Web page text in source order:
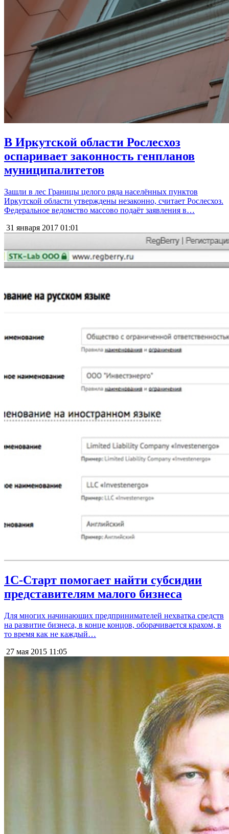
В Иркутской области Рослесхоз
оспаривает законность генпланов
муниципалитетов
Зашли в лес Границы целого ряда населённых пунктов
Иркутской области утверждены незаконно, считает Рослесхоз.
Федеральное ведомство массово подаёт заявления в…
31 января 2017 01:01
1С-Старт помогает найти субсидии
представителям малого бизнеса
Для многих начинающих предпринимателей нехватка средств
на развитие бизнеса, в конце концов, оборачивается крахом, в
то время как не каждый…
27 мая 2015 11:05